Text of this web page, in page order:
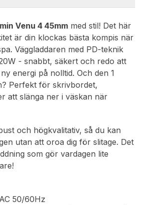
Venu 4 45mm med stil! Det här
är din klockas bästa kompis när
Väggladdaren med PD-teknik
- snabbt, säkert och redo att
energi på nolltid. Och den 1
Perfekt för skrivbordet,
att slänga ner i väskan när
och högkvalitativ, så du kan
utan att oroa dig för slitage. Det
som gör vardagen lite
50/60Hz